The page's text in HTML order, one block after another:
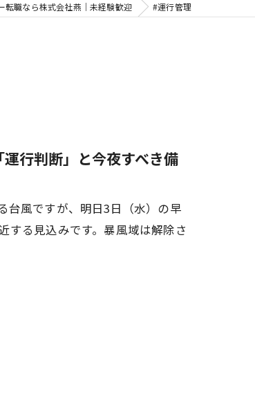
転職なら株式会社燕｜未経験歓迎 #運行管理
行判断」と今夜すべき備
台風ですが、明日3日（水）の早
する見込みです。暴風域は解除さ